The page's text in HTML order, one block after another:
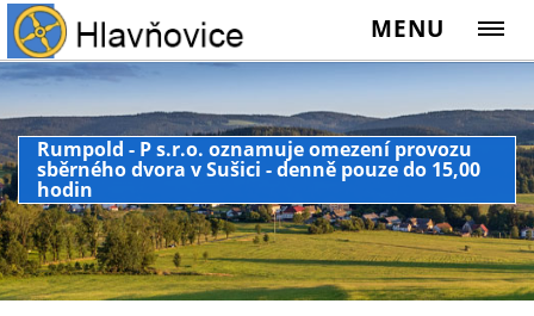
MENU
Rumpold - P s.r.o. oznamuje omezení provozu
sběrného dvora v Sušici - denně pouze do 15,00
hodin